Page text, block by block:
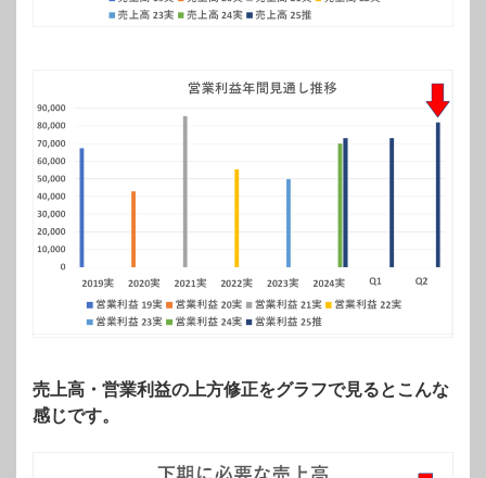
売上高・営業利益の上方修正をグラフで見るとこんな
感じです。